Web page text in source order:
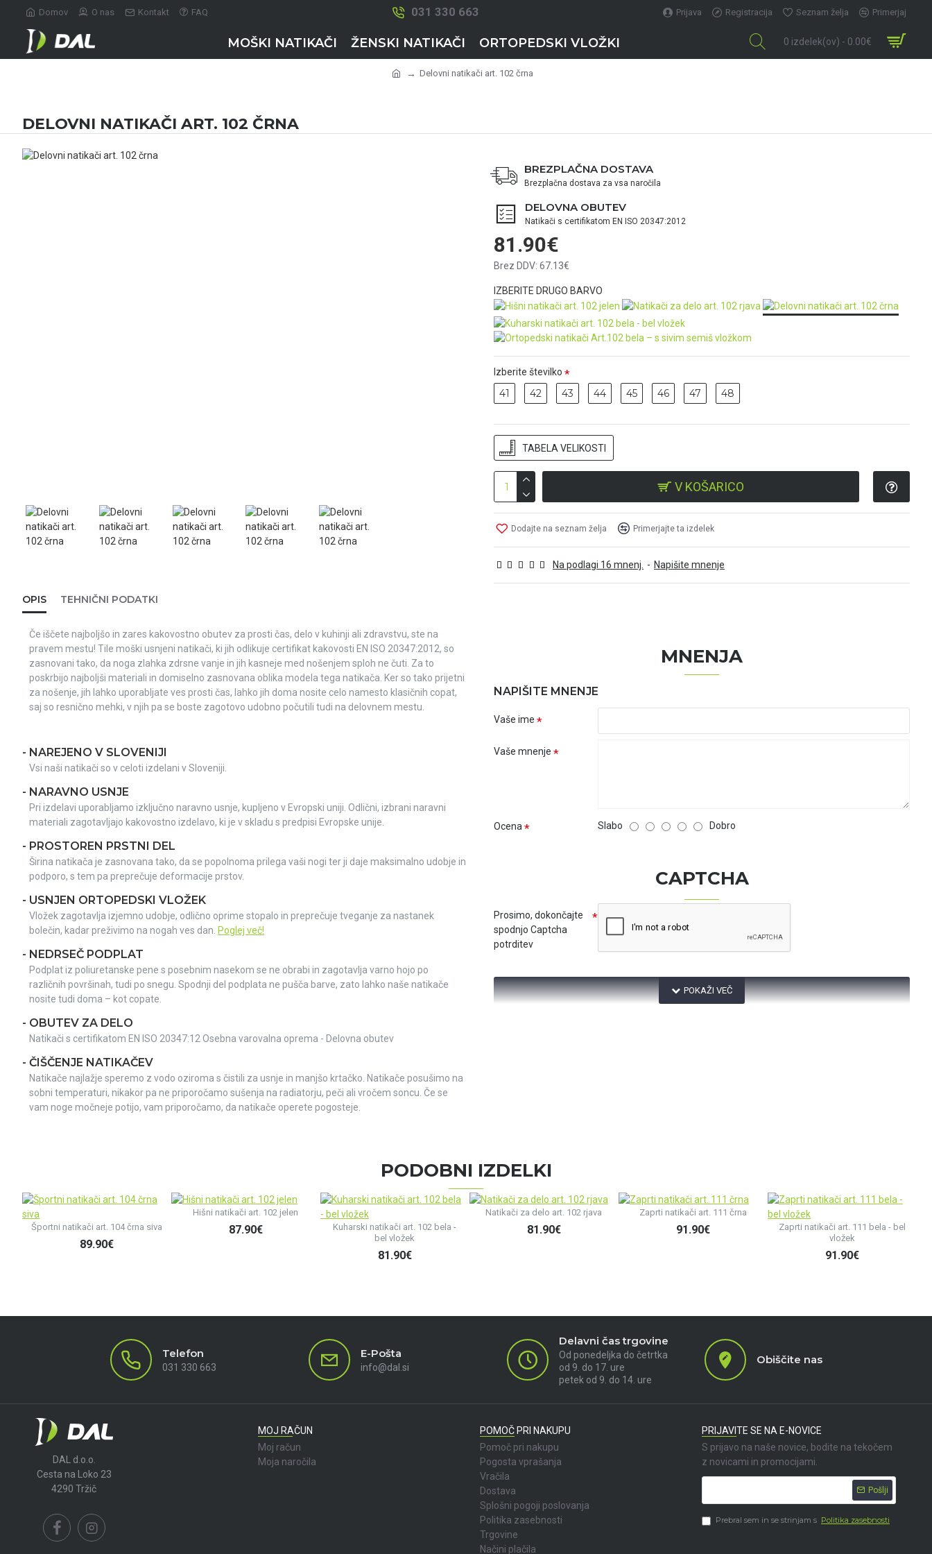
Domov O nas Kontakt FAQ 031 330 663 Prijava Registracija Seznam želja Primerjaj
MOŠKI NATIKAČI ŽENSKI NATIKAČI ORTOPEDSKI VLOŽKI 0 izdelek(ov) - 0.00€
Delovni natikači art. 102 črna
DELOVNI NATIKAČI ART. 102 ČRNA
OPIS TEHNIČNI PODATKI
Če iščete najboljšo in zares kakovostno obutev za prosti čas, delo v kuhinji ali zdravstvu, ste na
pravem mestu! Tile moški usnjeni natikači, ki jih odlikuje certifikat kakovosti EN ISO 20347:2012, so
zasnovani tako, da noga zlahka zdrsne vanje in jih kasneje med nošenjem sploh ne čuti. Za to
poskrbijo najboljši materiali in domiselno zasnovana oblika modela tega natikača. Ker so tako prijetni
za nošenje, jih lahko uporabljate ves prosti čas, lahko jih doma nosite celo namesto klasičnih copat,
saj so resnično mehki, v njih pa se boste zagotovo udobno počutili tudi na delovnem mestu.
- NAREJENO V SLOVENIJI
Vsi naši natikači so v celoti izdelani v Sloveniji.
- NARAVNO USNJE
Pri izdelavi uporabljamo izključno naravno usnje, kupljeno v Evropski uniji. Odlični, izbrani naravni
materiali zagotavljajo kakovostno izdelavo, ki je v skladu s predpisi Evropske unije.
- PROSTOREN PRSTNI DEL
Širina natikača je zasnovana tako, da se popolnoma prilega vaši nogi ter ji daje maksimalno udobje in
podporo, s tem pa preprečuje deformacije prstov.
- USNJEN ORTOPEDSKI VLOŽEK
Vložek zagotavlja izjemno udobje, odlično oprime stopalo in preprečuje tveganje za nastanek
bolečin, kadar preživimo na nogah ves dan. Poglej več!
- NEDRSEČ PODPLAT
Podplat iz poliuretanske pene s posebnim nasekom se ne obrabi in zagotavlja varno hojo po
različnih površinah, tudi po snegu. Spodnji del podplata ne pušča barve, zato lahko naše natikače
nosite tudi doma – kot copate.
- OBUTEV ZA DELO
Natikači s certifikatom EN ISO 20347:12 Osebna varovalna oprema - Delovna obutev
- ČIŠČENJE NATIKAČEV
Natikače najlažje speremo z vodo oziroma s čistili za usnje in manjšo krtačko. Natikače posušimo na
sobni temperaturi, nikakor pa ne priporočamo sušenja na radiatorju, peči ali vročem soncu. Če se
vam noge močneje potijo, vam priporočamo, da natikače operete pogosteje.
BREZPLAČNA DOSTAVA
Brezplačna dostava za vsa naročila
DELOVNA OBUTEV
Natikači s certifikatom EN ISO 20347:2012
Na podlagi 16 mnenj. - Napišite mnenje
81.90€
Brez DDV: 67.13€
IZBERITE DRUGO BARVO
Izberite številko
41 42 43 44 45 46 47 48
V KOŠARICO
Dodajte na seznam želja Primerjajte ta izdelek
TABELA VELIKOSTI
MNENJA
NAPIŠITE MNENJE
Vaše ime
Vaše mnenje
Ocena Slabo Dobro
CAPTCHA
Prosimo, dokončajte
spodnjo Captcha
potrditev
NADALJUJTE
PODOBNI IZDELKI
Športni natikači art. 104 črna siva
89.90€
Hišni natikači art. 102 jelen
87.90€
Kuharski natikači art. 102 bela -
bel vložek
81.90€
Natikači za delo art. 102 rjava
81.90€
Zaprti natikači art. 111 črna
91.90€
Zaprti natikači art. 111 bela - bel
vložek
91.90€
Telefon
031 330 663
E-Pošta
info@dal.si
Delavni čas trgovine
Od ponedeljka do četrtka
od 9. do 17. ure
petek od 9. do 14. ure
Obiščite nas
DAL d.o.o.
Cesta na Loko 23
4290 Tržič
MOJ RAČUN
Moj račun
Moja naročila
POMOČ PRI NAKUPU
Pomoč pri nakupu
Pogosta vprašanja
Vračila
Dostava
Splošni pogoji poslovanja
Politika zasebnosti
Trgovine
Načini plačila
PRIJAVITE SE NA E-NOVICE
S prijavo na naše novice, bodite na tekočem
z novicami in promocijami.
Pošlji
Prebral sem in se strinjam s Politika zasebnosti